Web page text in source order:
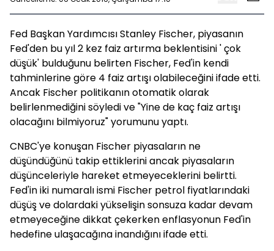
Fed Başkan Yardımcısı Stanley Fischer, piyasanın
Fed'den bu yıl 2 kez faiz artırma beklentisini ' çok
düşük' bulduğunu belirten Fischer, Fed'in kendi
tahminlerine göre 4 faiz artışı olabileceğini ifade etti.
Ancak Fischer politikanın otomatik olarak
belirlenmediğini söyledi ve "Yine de kaç faiz artışı
olacağını bilmiyoruz" yorumunu yaptı.
CNBC'ye konuşan Fischer piyasaların ne
düşündüğünü takip ettiklerini ancak piyasaların
düşünceleriyle hareket etmeyeceklerini belirtti.
Fed'in iki numaralı ismi Fischer petrol fiyatlarındaki
düşüş ve dolardaki yükselişin sonsuza kadar devam
etmeyeceğine dikkat çekerken enflasyonun Fed'in
hedefine ulaşacağına inandığını ifade etti.